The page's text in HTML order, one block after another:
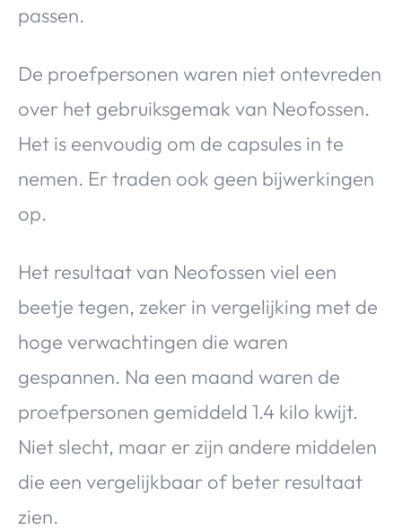
passen.
De proefpersonen waren niet ontevreden
over het gebruiksgemak van Neofossen.
Het is eenvoudig om de capsules in te
nemen. Er traden ook geen bijwerkingen
op.
Het resultaat van Neofossen viel een
beetje tegen, zeker in vergelijking met de
hoge verwachtingen die waren
gespannen. Na een maand waren de
proefpersonen gemiddeld 1.4 kilo kwijt.
Niet slecht, maar er zijn andere middelen
die een vergelijkbaar of beter resultaat
zien.